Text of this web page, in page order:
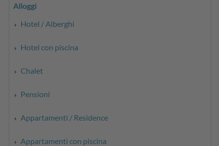
Alloggi
Hotel / Alberghi
Hotel con piscina
Chalet
Pensioni
Appartamenti / Residence
Appartamenti con piscina